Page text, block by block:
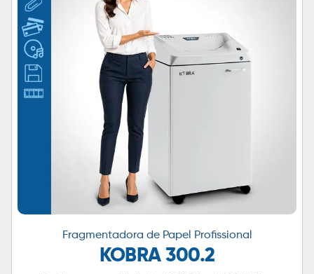
Fragmentadora de Papel Profissional
KOBRA 300.2